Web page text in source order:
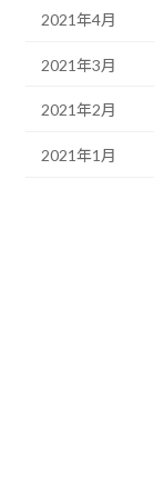
2021年4月
2021年3月
2021年2月
2021年1月